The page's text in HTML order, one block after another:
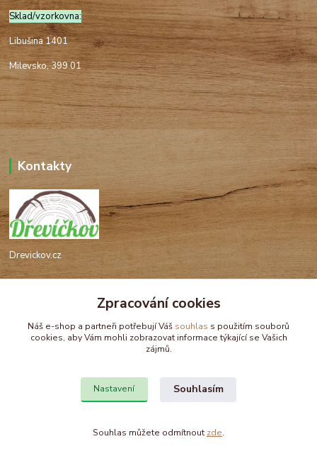
Sklad/vzorkovna:
Libušina 1401
Milevsko, 399 01
Kontakty
Drevickov.cz
+420 732 488 676
drevickov@drevickov.cz, info@drevickov.cz
Zpracování cookies
Náš e-shop a partneři potřebují Váš souhlas s použitím souborů
cookies, aby Vám mohli zobrazovat informace týkající se Vašich
zájmů.
Nastavení Souhlasím
Souhlas můžete odmítnout zde.